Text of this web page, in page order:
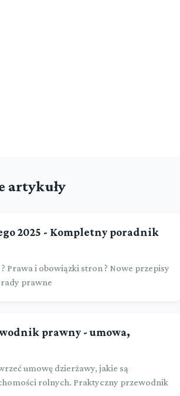
artykuły
2025 - Kompletny poradnik
Prawa i obowiązki stron ? Nowe przepisy
prawne
prawny - umowa,
umowę dzierżawy, jakie są
rolnych. Praktyczny przewodnik